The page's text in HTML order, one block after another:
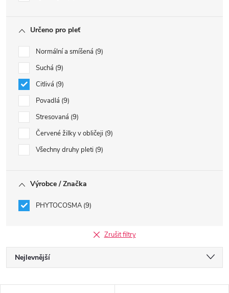
Určeno pro pleť
Normální a smíšená 9
Suchá 9
Citlivá 9
Povadlá 9
Stresovaná 9
Červené žilky v obličeji 9
Všechny druhy pleti 9
Výrobce / Značka
PHYTOCOSMA 9
Zrušit filtry
Ř
a
Nejlevnější